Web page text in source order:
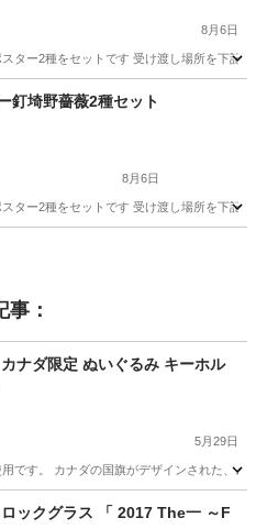
8月6日
ター2種をセットです 受け渡し場所を下
コミック、アニメ 呪術廻戦
釘埼野薔薇2種セット
8月6日
ター2種をセットです 受け渡し場所を下
：
ナダ限定 ぬいぐるみ キーホル
5月29日
です。 カナダの国旗がデザインされた、
カナダ
ックグラス 「 2017 The一 ～F